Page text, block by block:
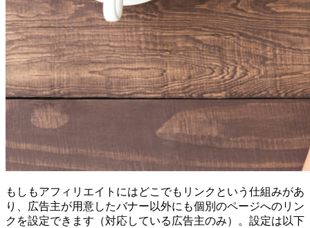
もしもアフィリエイトにはどこでもリンクという仕組みがあ
り、広告主が用意したバナー以外にも個別のページへのリン
クを設定できます（対応している広告主のみ）。設定は以下